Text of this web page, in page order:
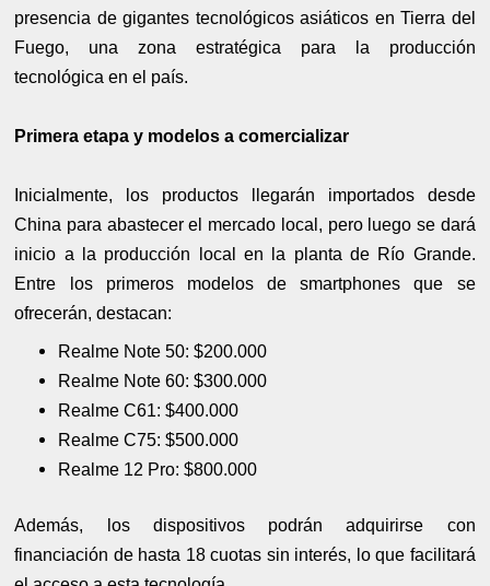
presencia de gigantes tecnológicos asiáticos en Tierra del
Fuego, una zona estratégica para la producción
tecnológica en el país.
Primera etapa y modelos a comercializar
Inicialmente, los productos llegarán importados desde
China para abastecer el mercado local, pero luego se dará
inicio a la producción local en la planta de Río Grande.
Entre los primeros modelos de smartphones que se
ofrecerán, destacan:
Realme Note 50: $200.000
Realme Note 60: $300.000
Realme C61: $400.000
Realme C75: $500.000
Realme 12 Pro: $800.000
Además, los dispositivos podrán adquirirse con
financiación de hasta 18 cuotas sin interés, lo que facilitará